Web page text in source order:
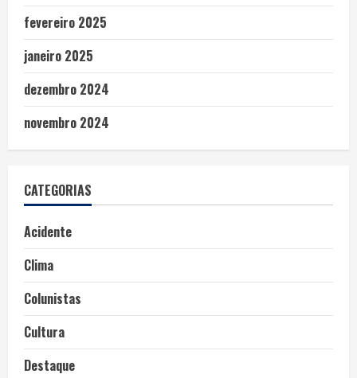
fevereiro 2025
janeiro 2025
dezembro 2024
novembro 2024
CATEGORIAS
Acidente
Clima
Colunistas
Cultura
Destaque